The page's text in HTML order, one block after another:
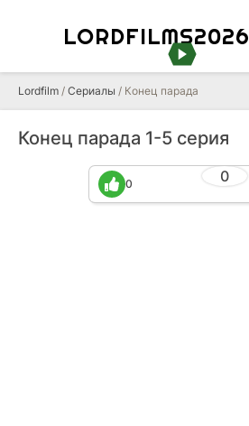
LORDFILMS2026
Lordfilm / Сериалы / Конец парада
Конец парада 1-5 серия
0
0